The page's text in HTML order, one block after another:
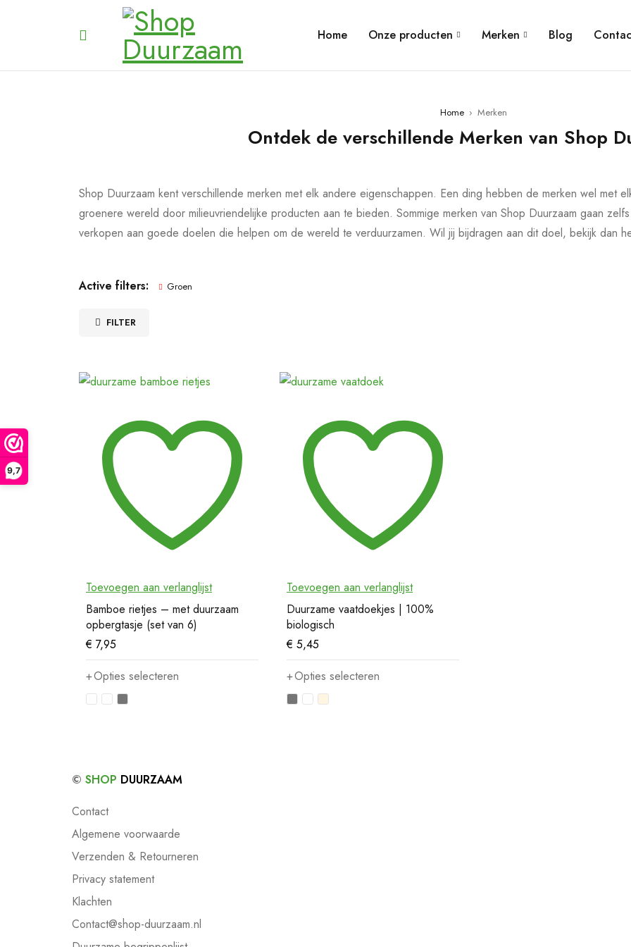
9,7
Home Onze producten Merken Blog
Home › Merken
Ontdek de verschillende Merken van Shop
Shop Duurzaam kent verschillende merken met elk andere eigenschappen. Een ding hebben de merken wel met
groenere wereld door milieuvriendelijke producten aan te bieden. Sommige merken van Shop Duurzaam gaan
verkopen aan goede doelen die helpen om de wereld te verduurzamen. Wil jij bijdragen aan dit doel, bekijk dan
Active filters: Groen
FILTER
Toevoegen aan verlanglijst
Bamboe rietjes – met duurzaam
opbergtasje (set van 6)
€ 7,95
Opties selecteren
Toevoegen aan verlanglijst
Duurzame vaatdoekjes | 100%
biologisch
€ 5,45
Opties selecteren
© SHOP DUURZAAM
Contact
Algemene voorwaarde
Verzenden & Retourneren
Privacy statement
Klachten
Contact@shop-duurzaam.nl